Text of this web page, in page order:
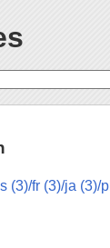
(3)/fr (3)/ja (3)/pl